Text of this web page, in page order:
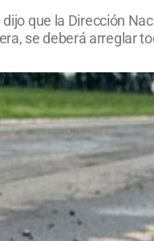
dijo que la Dirección
se deberá arreglar